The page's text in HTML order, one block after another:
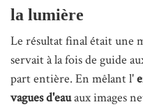
la lumière
Le résultat final était une
servait à la fois de guide
part entière. En mêlant l'
vagues d'eauaux images